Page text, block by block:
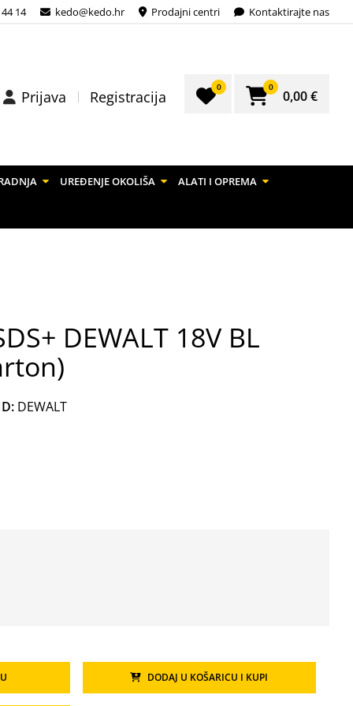
14 kedo@kedo.hr Prodajni centri Kontaktirajte nas
Prijava Registracija
0 0
0,00 €
UREĐENJE OKOLIŠA ALATI I OPREMA
DEWALT 18V BL
DEWALT
DODAJ U KOŠARICU I KUPI